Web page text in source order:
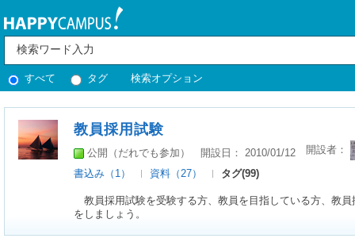
すべて タグ 検索オプション
教員採用試験
公開（だれでも参加） 開設日： 2010/01/12 開設者：
書込み（1） 資料（27） タグ(99)
教員採用試験を受験する方、教員を目指している方、教
をしましょう。